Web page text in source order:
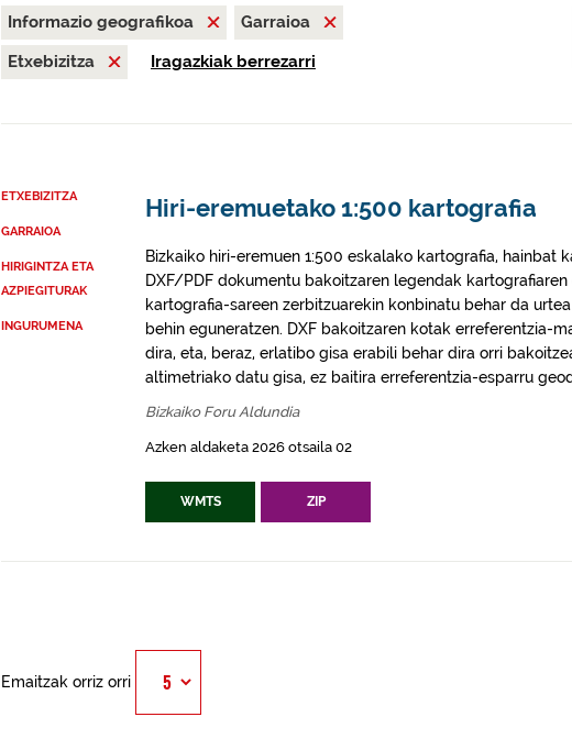
Informazio geografikoa
Garraioa
Etxebizitza
Iragazkiak berrezarri
ETXEBIZITZA
GARRAIOA
HIRIGINTZA ETA
AZPIEGITURAK
INGURUMENA
Hiri-eremuetako 1:500 kartografia
Bizkaiko hiri-eremuen 1:500 eskalako kartografia, hainbat
DXF/PDF dokumentu bakoitzaren legendak
kartografia-sareen zerbitzuarekin konbinatu behar da
behin eguneratzen. DXF bakoitzaren kotak erreferentzia-
dira, eta, beraz, erlatibo gisa erabili behar dira orri
altimetriako datu gisa, ez baitira erreferentzia-esparru
Bizkaiko Foru Aldundia
Azken aldaketa 2026 otsaila 02
WMTS ZIP
Emaitzak orriz orri